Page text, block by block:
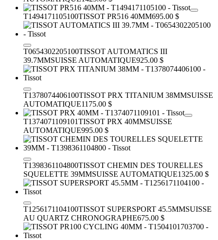
T1494171105100TISSOT PR516 40MM695.00 $
T0654302205100TISSOT AUTOMATICS III
39.7MMSUISSE AUTOMATIQUE925.00 $
T1378074406100TISSOT PRX TITANIUM 38MMSUISSE
AUTOMATIQUE1175.00 $
T1374071109101TISSOT PRX 40MMSUISSE
AUTOMATIQUE995.00 $
T1398361104800TISSOT CHEMIN DES TOURELLES
SQUELETTE 39MMSUISSE AUTOMATIQUE1325.00 $
T1256171104100TISSOT SUPERSPORT 45.5MMSUISSE
AU QUARTZ CHRONOGRAPHE675.00 $